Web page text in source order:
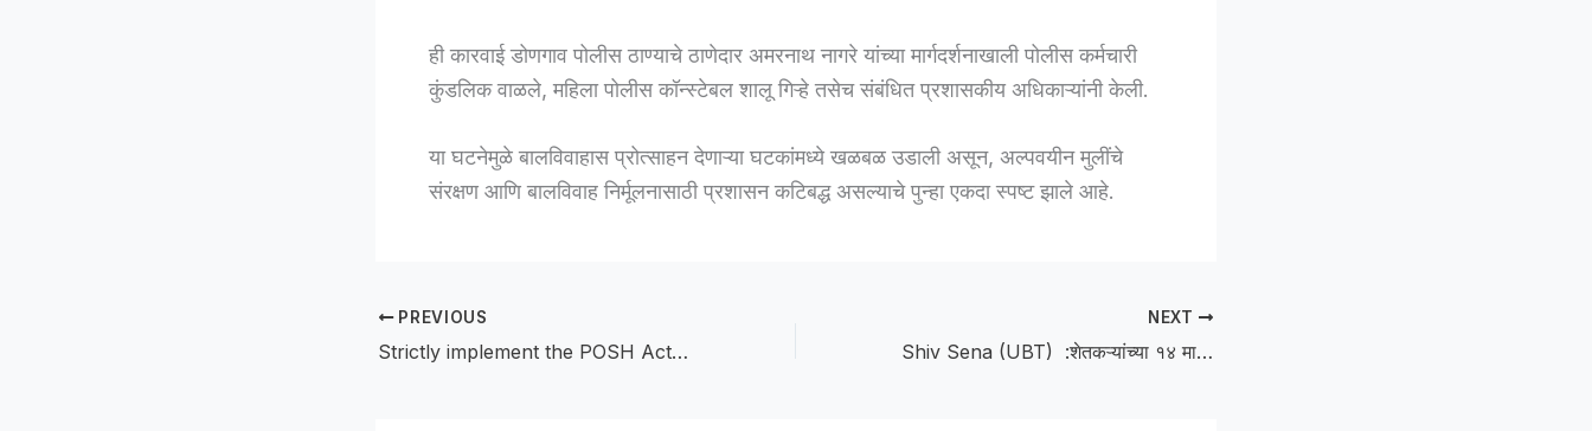
ही कारवाई डोणगाव पोलीस ठाण्याचे ठाणेदार अमरनाथ नागरे यांच्या मार्गदर्शनाखाली पोलीस कर्मचारी
कुंडलिक वाळले, महिला पोलीस कॉन्स्टेबल शालू गिऱ्हे तसेच संबंधित प्रशासकीय अधिकाऱ्यांनी केली.
या घटनेमुळे बालविवाहास प्रोत्साहन देणाऱ्या घटकांमध्ये खळबळ उडाली असून, अल्पवयीन मुलींचे
संरक्षण आणि बालविवाह निर्मूलनासाठी प्रशासन कटिबद्ध असल्याचे पुन्हा एकदा स्पष्ट झाले आहे.
PREVIOUS
Strictly implement the POSH Act:पोश’ कायद्याची कडक अंमलबजावणी करा; महिला आयोग अध्यक्षा विजया रहाटकर यांचे प्रशासनाला निर्देश
NEXT
Shiv Sena (UBT) :शेतकऱ्यांच्या १४ मागण्यांसाठी शिवसेना (उबाठा) रस्त्यावर; देऊळगाव राजात धरणे आंदोलन